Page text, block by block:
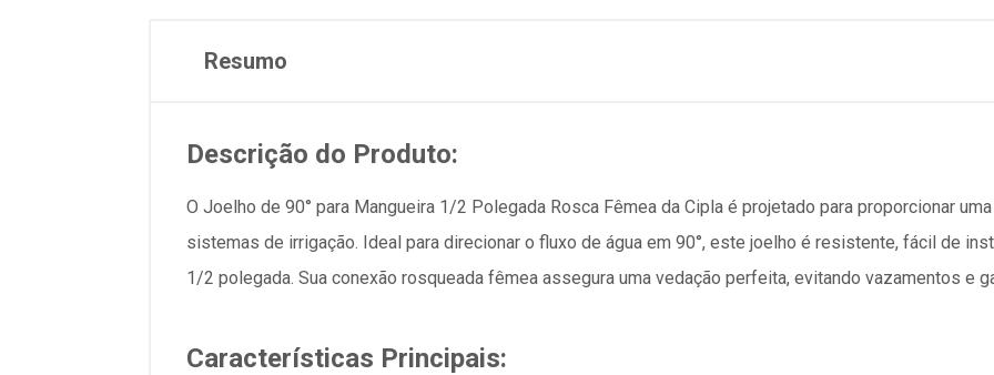
Resumo
Descrição do Produto:
O Joelho de 90° para Mangueira 1/2 Polegada Rosca Fêmea da Cipla é projetado para proporcionar
sistemas de irrigação. Ideal para direcionar o fluxo de água em 90°, este joelho é resistente, fácil de
1/2 polegada. Sua conexão rosqueada fêmea assegura uma vedação perfeita, evitando vazamentos e
Características Principais: